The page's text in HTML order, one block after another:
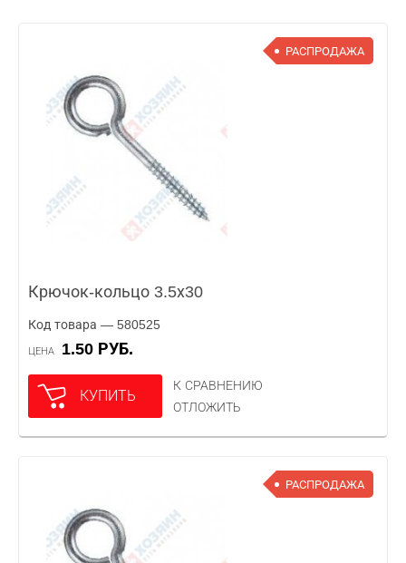
РАСПРОДАЖА
Крючок-кольцо 3.5х30
Код товара — 580525
ЦЕНА 1.50 РУБ.
КУПИТЬ
К СРАВНЕНИЮ
ОТЛОЖИТЬ
РАСПРОДАЖА